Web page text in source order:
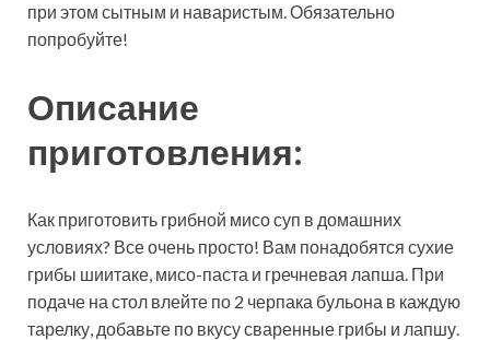
при этом сытным и наваристым. Обязательно
попробуйте!
Описание
приготовления:
Как приготовить грибной мисо суп в домашних
условиях? Все очень просто! Вам понадобятся сухие
грибы шиитаке, мисо-паста и гречневая лапша. При
подаче на стол влейте по 2 черпака бульона в каждую
тарелку, добавьте по вкусу сваренные грибы и лапшу.